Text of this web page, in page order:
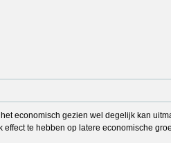
economisch gezien wel degelijk kan
te hebben op latere economische